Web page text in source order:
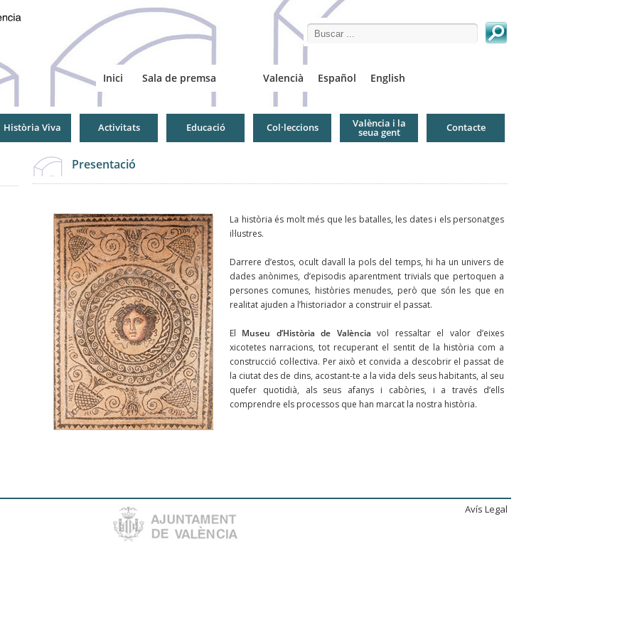
Search this site
Valencià Español English
Inici Sala de premsa
Història Viva Activitats Educació Col·leccions València i la
seua gent Contacte
Presentació
La història és molt més que les batalles, les dates i els personatges
il·lustres.
Darrere d’estos, ocult davall la pols del temps, hi ha un univers de
dades anònimes, d’episodis aparentment trivials que pertoquen a
persones comunes, històries menudes, però que són les que en
realitat ajuden a l’historiador a construir el passat.
El Museu d’Història de València vol ressaltar el valor d’eixes
xicotetes narracions, tot recuperant el sentit de la història com a
construcció col·lectiva. Per això et convida a descobrir el passat de
la ciutat des de dins, acostant-te a la vida dels seus habitants, al seu
quefer quotidià, als seus afanys i cabòries, i a través d’ells
comprendre els processos que han marcat la nostra història.
Avís Legal